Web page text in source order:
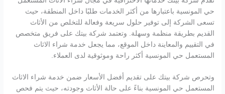
حي المونسية باعتبارها من أكثر الخدمات طلبًا داخل المنطقة، حيث
تسعى الشركة إلى توفير حلول سريعة وفعالة للتخلص من الأثاث
القديم بطريقة منظمة وسهلة. وتعتمد شركة بيتك على فريق متخصص
في التقييم والمعاينة داخل الموقع، مما يجعل خدمة شراء الاثاث
المستعمل حي المونسية أكثر راحة وموثوقية لدى العملاء.
وتحرص شركة بيتك على تقديم أفضل الأسعار ضمن خدمة شراء الاثاث
المستعمل حي المونسية بناءً على حالة الأثاث وجودته، حيث يتم فحص